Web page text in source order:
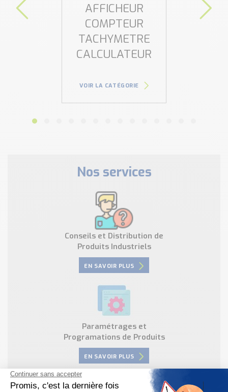
AFFICHEUR
COMPTEUR
TACHYMETRE
CALCULATEUR
VOIR LA CATÉGORIE
Nos services
Conseils et Distribution de
Produits Industriels
EN SAVOIR PLUS
Paramétrages et
Programations de Produits
EN SAVOIR PLUS